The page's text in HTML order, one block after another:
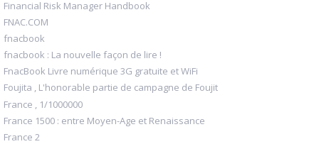
Financial Risk Manager Handbook
FNAC.COM
fnacbook
fnacbook : La nouvelle façon de lire !
FnacBook Livre numérique 3G gratuite et WiFi
Foujita , L'honorable partie de campagne de Foujit
France , 1/1000000
France 1500 : entre Moyen-Age et Renaissance
France 2